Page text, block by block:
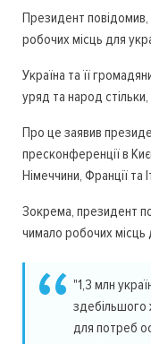
Президент
робочих місць для
Україна та її
уряд та народ стільки,
Про це заявив
пресконференції в
Німеччини, Франції та
Зокрема, президент
чимало робочих місць
"1,3 млн
здебільшого
для потреб